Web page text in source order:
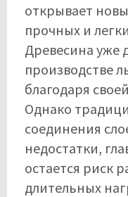
открывает
прочных и
Древесина уже
производстве
благодаря
Однако
соединения
недостатки,
остается риск
длительных